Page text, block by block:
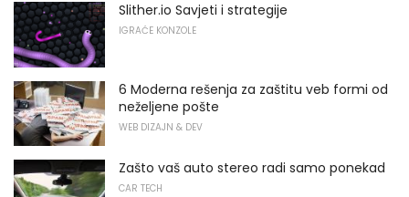
Slither.io Savjeti i strategije
IGRAĆE KONZOLE
6 Moderna rešenja za zaštitu veb formi od
neželjene pošte
WEB DIZAJN & DEV
Zašto vaš auto stereo radi samo ponekad
CAR TECH